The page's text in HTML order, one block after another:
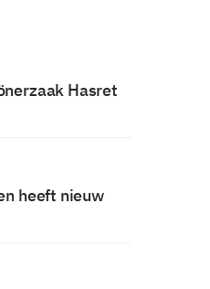
Hasret
heeft nieuw